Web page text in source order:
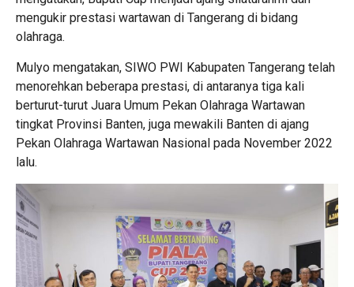
mengukir prestasi wartawan di Tangerang di bidang
olahraga.
Mulyo mengatakan, SIWO PWI Kabupaten Tangerang telah
menorehkan beberapa prestasi, di antaranya tiga kali
berturut-turut Juara Umum Pekan Olahraga Wartawan
tingkat Provinsi Banten, juga mewakili Banten di ajang
Pekan Olahraga Wartawan Nasional pada November 2022
lalu.